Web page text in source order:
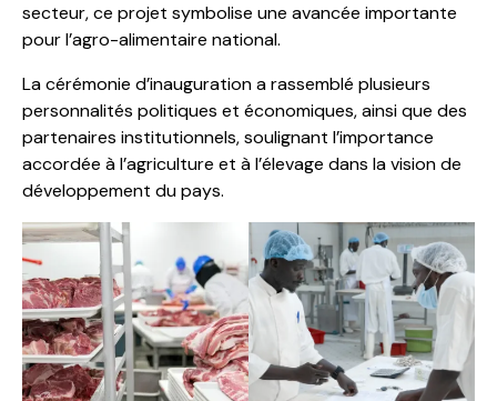
secteur, ce projet symbolise une avancée importante
pour l’agro-alimentaire national.
La cérémonie d’inauguration a rassemblé plusieurs
personnalités politiques et économiques, ainsi que des
partenaires institutionnels, soulignant l’importance
accordée à l’agriculture et à l’élevage dans la vision de
développement du pays.